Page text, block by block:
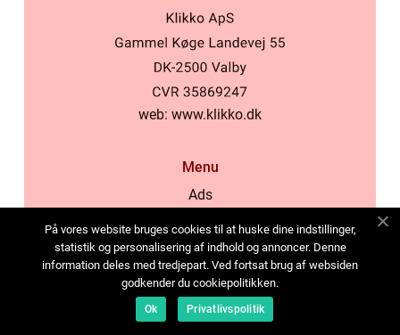
web: www.klikko.dk
Menu
Ads
Cookies
Contact
Sitemap
På vores website bruges cookies til at huske dine indstillinger,
statistik og personalisering af indhold og annoncer. Denne
information deles med tredjepart. Ved fortsat brug af websiden
godkender du cookiepolitikken.
Ok Privatlivspolitik